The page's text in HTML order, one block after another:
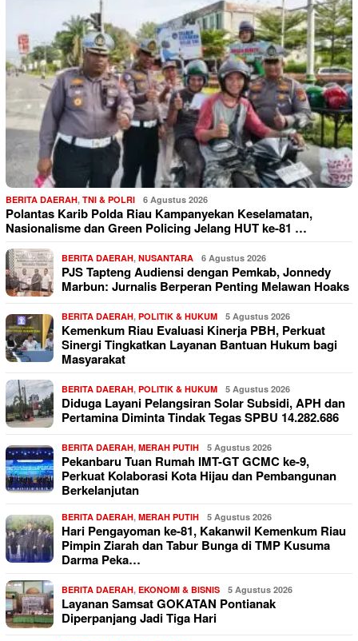
BERITA DAERAH, TNI & POLRI 6 Agustus 2026
Polantas Karib Polda Riau Kampanyekan Keselamatan,
Nasionalisme dan Green Policing Jelang HUT ke-81 …
BERITA DAERAH, NUSANTARA 6 Agustus 2026
PJS Tapteng Audiensi dengan Pemkab, Jonnedy
Marbun: Jurnalis Berperan Penting Melawan Hoaks
BERITA DAERAH, POLITIK & HUKUM 5 Agustus 2026
Kemenkum Riau Evaluasi Kinerja PBH, Perkuat
Sinergi Tingkatkan Layanan Bantuan Hukum bagi
Masyarakat
BERITA DAERAH, POLITIK & HUKUM 5 Agustus 2026
Diduga Layani Pelangsiran Solar Subsidi, APH dan
Pertamina Diminta Tindak Tegas SPBU 14.282.686
BERITA DAERAH, MERAH PUTIH 5 Agustus 2026
Pekanbaru Tuan Rumah IMT-GT GCMC ke-9,
Perkuat Kolaborasi Kota Hijau dan Pembangunan
Berkelanjutan
BERITA DAERAH, MERAH PUTIH 5 Agustus 2026
Hari Pengayoman ke-81, Kakanwil Kemenkum Riau
Pimpin Ziarah dan Tabur Bunga di TMP Kusuma
Darma Peka…
BERITA DAERAH, EKONOMI & BISNIS 5 Agustus 2026
Layanan Samsat GOKATAN Pontianak
Diperpanjang Jadi Tiga Hari